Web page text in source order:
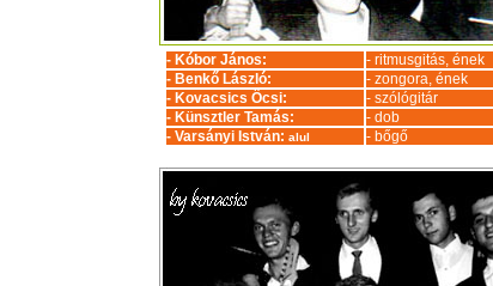
- Kóbor János:
- ritmusgitás, ének
- Benkő László:
- zongora, ének
- Kovacsics Öcsi:
- szólógitár
- Künsztler Tamás:
- dob
- Varsányi István: alul - bőgő